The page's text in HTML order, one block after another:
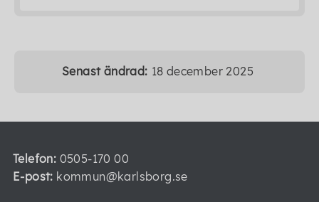
Senast ändrad: 18 december 2025
Telefon: 0505-170 00
E-post: kommun@karlsborg.se